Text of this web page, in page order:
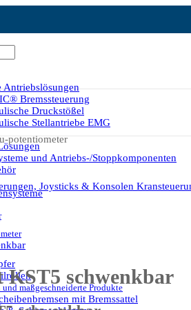
Bremssteuerung
Druckstößel
Stellantriebe EMG
und Antriebs-/Stoppkomponenten
mit Bremssattel
maßgeschneiderte Produkte
Joysticks & Konsolen
KST5 schwenkbar